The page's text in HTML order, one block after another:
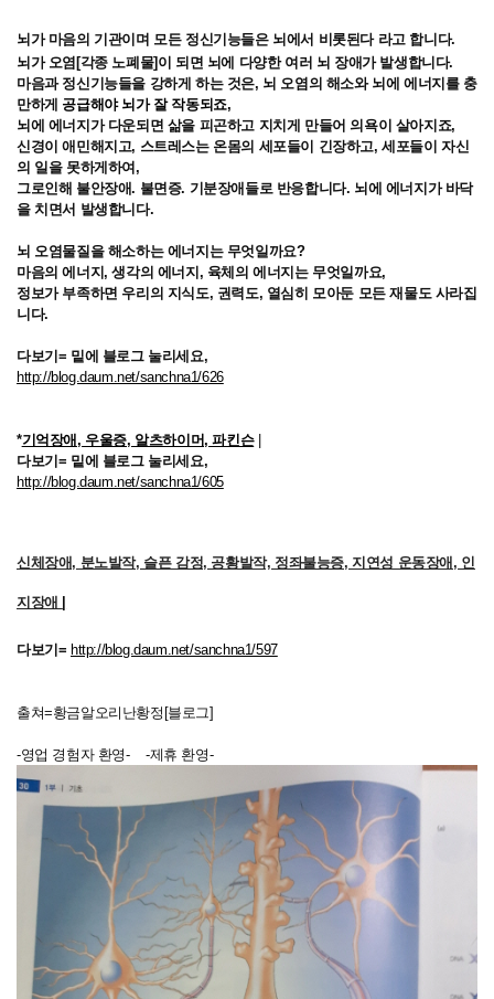
뇌가 마음의 기관이며 모든 정신기능들은 뇌에서 비롯된다 라고 합니다.
뇌가 오염[각종 노폐물]이 되면 뇌에 다양한 여러 뇌 장애가 발생합니다.
마음과 정신기능들을 강하게 하는 것은, 뇌 오염의 해소와 뇌에 에너지를 충
만하게 공급해야 뇌가 잘 작동되죠,
뇌에 에너지가 다운되면 삶을 피곤하고 지치게 만들어 의욕이 살아지죠,
신경이 애민해지고, 스트레스는 온몸의 세포들이 긴장하고, 세포들이 자신
의 일을 못하게하여,
그로인해 불안장애. 불면증. 기분장애들로 반응합니다. 뇌에 에너지가 바닥
을 치면서 발생합니다.
뇌 오염물질을 해소하는 에너지는 무엇일까요?
마음의 에너지, 생각의 에너지, 육체의 에너지는 무엇일까요,
정보가 부족하면 우리의 지식도, 권력도, 열심히 모아둔 모든 재물도 사라집
니다.
다보기= 밑에 블로그 눌리세요,
http://blog.daum.net/sanchna1/626
*기억장애, 우울증, 알츠하이머, 파킨슨
다보기= 밑에 블로그 눌리세요,
http://blog.daum.net/sanchna1/605
신체장애, 분노발작, 슬픈 감정, 공황발작, 정좌불능증, 지연성 운동장애, 인
지장애
다보기= http://blog.daum.net/sanchna1/597
출쳐=황금알오리난황정[블로그]
-영업 경험자 환영- -제휴 환영-